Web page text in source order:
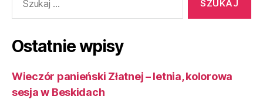
Ostatnie wpisy
Wieczór panieński Złatnej – letnia, kolorowa
sesja w Beskidach